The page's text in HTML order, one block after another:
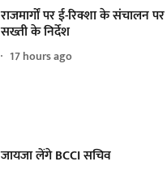
राजमार्गों पर ई-रिक्शा के संचालन पर
सख्ती के निर्देश
17 hours ago
जायजा लेंगे BCCI सचिव